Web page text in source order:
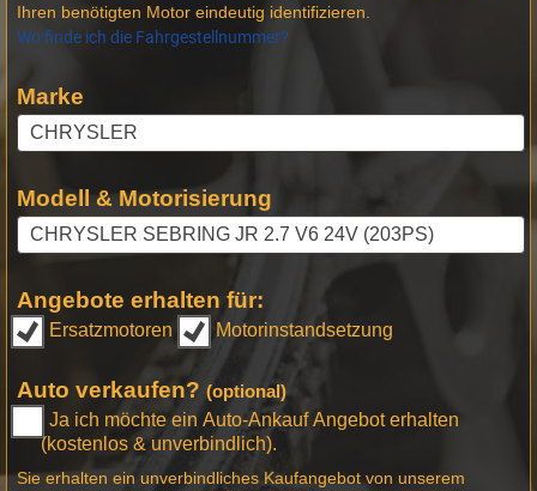
Ihren benötigten Motor eindeutig identifizieren.
Wo finde ich die Fahrgestellnummer?
Marke
Modell & Motorisierung
Angebote erhalten für:
Ersatzmotoren Motorinstandsetzung
Auto verkaufen? (optional)
Ja ich möchte ein Auto-Ankauf Angebot erhalten
(kostenlos & unverbindlich).
Sie erhalten ein unverbindliches Kaufangebot von unserem